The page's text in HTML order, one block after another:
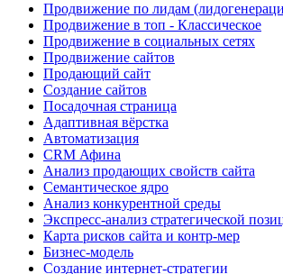
Продвижение по лидам
Продвижение в топ - Классическое
Продвижение в социальных сетях
Продвижение сайтов
Продающий сайт
Создание сайтов
Посадочная страница
Адаптивная вёрстка
Автоматизация
CRM Афина
Анализ продающих свойств сайта
Семантическое ядро
Анализ конкурентной среды
Экспресс-анализ стратегической
Карта рисков сайта и контр-мер
Бизнес-модель
Создание интернет-стратегии